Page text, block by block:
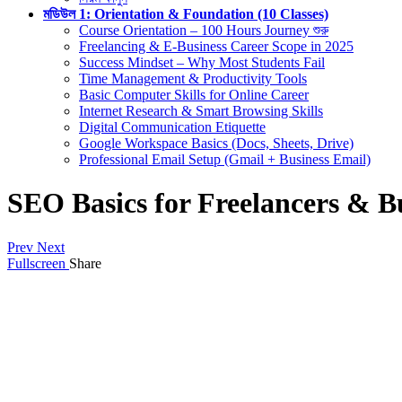
মডিউল 1: Orientation & Foundation (10 Classes)
Course Orientation – 100 Hours Journey শুরু
Freelancing & E-Business Career Scope in 2025
Success Mindset – Why Most Students Fail
Time Management & Productivity Tools
Basic Computer Skills for Online Career
Internet Research & Smart Browsing Skills
Digital Communication Etiquette
Google Workspace Basics (Docs, Sheets, Drive)
Professional Email Setup (Gmail + Business Email)
SEO Basics for Freelancers &
Prev Next
Fullscreen Share